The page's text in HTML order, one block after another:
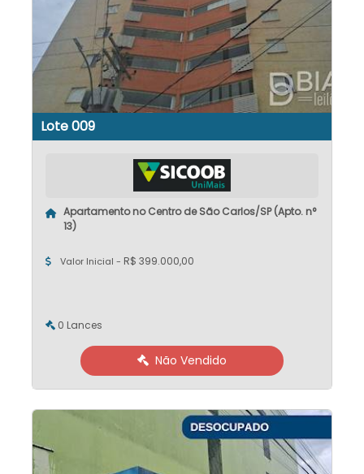
Lote 009
Apartamento no Centro de São Carlos/SP (Apto. n°
13)
Valor Inicial - R$ 399.000,00
0 Lances
Não Vendido